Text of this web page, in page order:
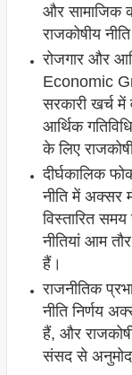
और सामाजिक
राजकोषीय
रोजगार और
Economic
सरकारी खर्च में
आर्थिक
के लिए
दीर्घकालिक
नीति में अक्सर
विस्तारित
नीतियां आम
हैं।
राजनीतिक
नीति निर्णय
हैं, और
संसद से